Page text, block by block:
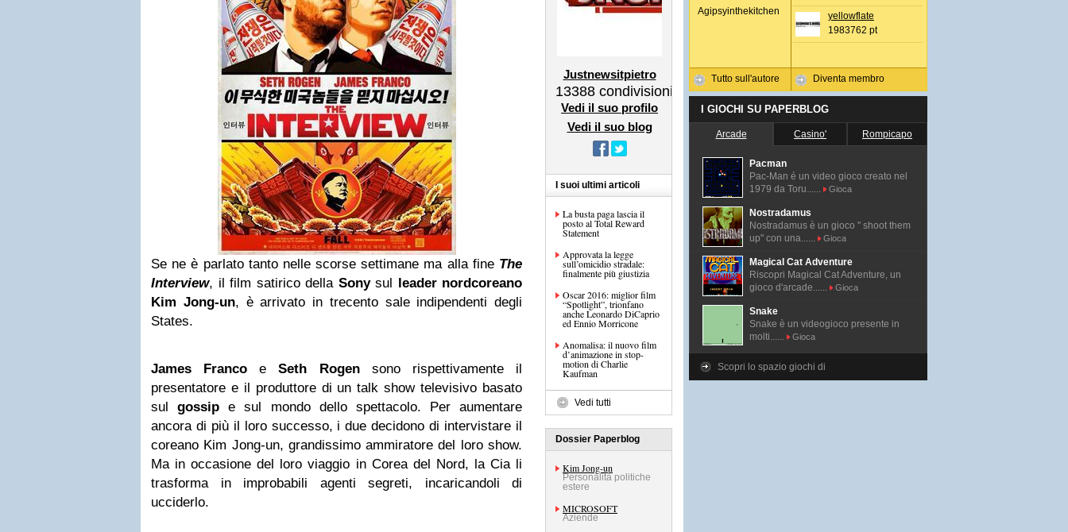
Se ne è parlato tanto nelle scorse settimane ma alla fine The
Interview, il film satirico della Sonysul leader nordcoreano
Kim Jong-un, è arrivato in trecento sale indipendenti degli
States.
James Franco eSeth Rogensono rispettivamente il
presentatore e il produttore di un talk show televisivo basato
sulgossip e sul mondo dello spettacolo. Per aumentare
ancora di più il loro successo, i due decidono di intervistare il
coreano Kim Jong-un, grandissimo ammiratore del loro show.
Ma in occasione del loro viaggio in Corea del Nord, la Cia li
trasforma in improbabili agenti segreti, incaricandoli di
ucciderlo.
Justnewsitpietro
13388 condivisioni
Vedi il suo profilo
Vedi il suo blog
I suoi ultimi articoli
La busta paga lascia il
posto al Total Reward
Statement
Approvata la legge
sull’omicidio stradale:
finalmente più giustizia
Oscar 2016: miglior film
“Spotlight”, trionfano
anche Leonardo DiCaprio
ed Ennio Morricone
Anomalisa: il nuovo film
d’animazione in stop-
motion di Charlie
Kaufman
Vedi tutti
Dossier Paperblog
Kim Jong-un
Personalità politiche
estere
MICROSOFT
Aziende
Agipsyinthekitchen
Tutto sull'autore
yellowflate
1983762 pt
Diventa membro
I GIOCHI SU PAPERBLOG
Arcade Casino' Rompicapo
Pacman
Pac-Man é un video gioco creato nel
1979 da Toru......
Gioca
Nostradamus
Nostradamus è un gioco " shoot them
up" con una......
Gioca
Magical Cat Adventure
Riscopri Magical Cat Adventure, un
gioco d'arcade......
Gioca
Snake
Snake è un videogioco presente in
molti......
Gioca
Scopri lo spazio giochi di